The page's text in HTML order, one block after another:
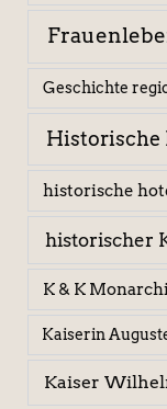
Geschichte
Historische
historische
historischer
K & K
Kaiserin
Kaiser